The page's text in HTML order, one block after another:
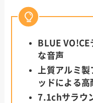
BLUE
な音声
上質アルミ
ッドによる
7.1chサラウ